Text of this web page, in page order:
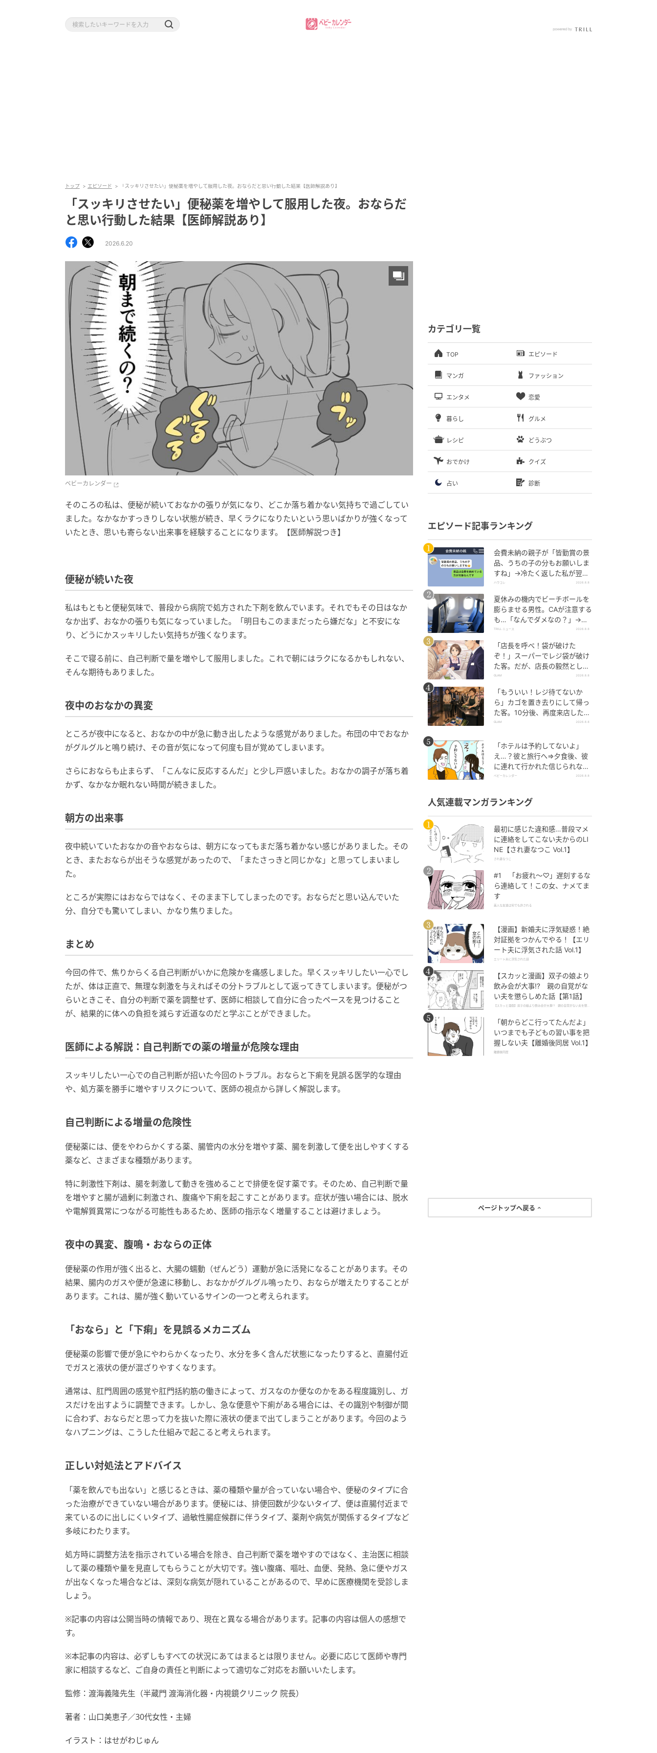
トップ エピソード 「スッキリさせたい」便秘薬を増やして服用した夜。おならだと思い行動した結果【医師解説あり】
「スッキリさせたい」便秘薬を増やして服用した夜。おならだ
と思い行動した結果【医師解説あり】
2026.6.20
ベビーカレンダー
そのころの私は、便秘が続いておなかの張りが気になり、どこか落ち着かない気持ちで過ごしてい
ました。なかなかすっきりしない状態が続き、早くラクになりたいという思いばかりが強くなって
いたとき、思いも寄らない出来事を経験することになります。【医師解説つき】
便秘が続いた夜
私はもともと便秘気味で、普段から病院で処方された下剤を飲んでいます。それでもその日はなか
なか出ず、おなかの張りも気になっていました。「明日もこのままだったら嫌だな」と不安にな
り、どうにかスッキリしたい気持ちが強くなります。
そこで寝る前に、自己判断で量を増やして服用しました。これで朝にはラクになるかもしれない、
そんな期待もありました。
夜中のおなかの異変
ところが夜中になると、おなかの中が急に動き出したような感覚がありました。布団の中でおなか
がグルグルと鳴り続け、その音が気になって何度も目が覚めてしまいます。
さらにおならも止まらず、「こんなに反応するんだ」と少し戸惑いました。おなかの調子が落ち着
かず、なかなか眠れない時間が続きました。
朝方の出来事
夜中続いていたおなかの音やおならは、朝方になってもまだ落ち着かない感じがありました。その
とき、またおならが出そうな感覚があったので、「またさっきと同じかな」と思ってしまいまし
た。
ところが実際にはおならではなく、そのまま下してしまったのです。おならだと思い込んでいた
分、自分でも驚いてしまい、かなり焦りました。
まとめ
今回の件で、焦りからくる自己判断がいかに危険かを痛感しました。早くスッキリしたい一心でし
たが、体は正直で、無理な刺激を与えればその分トラブルとして返ってきてしまいます。便秘がつ
らいときこそ、自分の判断で薬を調整せず、医師に相談して自分に合ったペースを見つけること
が、結果的に体への負担を減らす近道なのだと学ぶことができました。
医師による解説：自己判断での薬の増量が危険な理由
スッキリしたい一心での自己判断が招いた今回のトラブル。おならと下痢を見誤る医学的な理由
や、処方薬を勝手に増やすリスクについて、医師の視点から詳しく解説します。
自己判断による増量の危険性
便秘薬には、便をやわらかくする薬、腸管内の水分を増やす薬、腸を刺激して便を出しやすくする
薬など、さまざまな種類があります。
特に刺激性下剤は、腸を刺激して動きを強めることで排便を促す薬です。そのため、自己判断で量
を増やすと腸が過剰に刺激され、腹痛や下痢を起こすことがあります。症状が強い場合には、脱水
や電解質異常につながる可能性もあるため、医師の指示なく増量することは避けましょう。
夜中の異変、腹鳴・おならの正体
便秘薬の作用が強く出ると、大腸の蠕動（ぜんどう）運動が急に活発になることがあります。その
結果、腸内のガスや便が急速に移動し、おなかがグルグル鳴ったり、おならが増えたりすることが
あります。これは、腸が強く動いているサインの一つと考えられます。
「おなら」と「下痢」を見誤るメカニズム
便秘薬の影響で便が急にやわらかくなったり、水分を多く含んだ状態になったりすると、直腸付近
でガスと液状の便が混ざりやすくなります。
通常は、肛門周囲の感覚や肛門括約筋の働きによって、ガスなのか便なのかをある程度識別し、ガ
スだけを出すように調整できます。しかし、急な便意や下痢がある場合には、その識別や制御が間
に合わず、おならだと思って力を抜いた際に液状の便まで出てしまうことがあります。今回のよう
なハプニングは、こうした仕組みで起こると考えられます。
正しい対処法とアドバイス
「薬を飲んでも出ない」と感じるときは、薬の種類や量が合っていない場合や、便秘のタイプに合
った治療ができていない場合があります。便秘には、排便回数が少ないタイプ、便は直腸付近まで
来ているのに出しにくいタイプ、過敏性腸症候群に伴うタイプ、薬剤や病気が関係するタイプなど
多岐にわたります。
処方時に調整方法を指示されている場合を除き、自己判断で薬を増やすのではなく、主治医に相談
して薬の種類や量を見直してもらうことが大切です。強い腹痛、嘔吐、血便、発熱、急に便やガス
が出なくなった場合などは、深刻な病気が隠れていることがあるので、早めに医療機関を受診しま
しょう。
※記事の内容は公開当時の情報であり、現在と異なる場合があります。記事の内容は個人の感想で
す。
※本記事の内容は、必ずしもすべての状況にあてはまるとは限りません。必要に応じて医師や専門
家に相談するなど、ご自身の責任と判断によって適切なご対応をお願いいたします。
監修：渡海義隆先生（半蔵門 渡海消化器・内視鏡クリニック 院長）
著者：山口美恵子／30代女性・主婦
イラスト：はせがわじゅん
カテゴリ一覧
TOP エピソード
マンガ ファッション
エンタメ 恋愛
暮らし グルメ
レシピ どうぶつ
おでかけ クイズ
占い 診断
エピソード記事ランキング
会費未納の親子が「皆勤賞の景
品、うちの子の分もお願いしま
すね」→冷たく返した私が翌日
謝った理由
ハウコレ 2026.8.8
夏休みの機内でビーチボールを
膨らませる男性。CAが注意する
も…「なんでダメなの？」→直
後、男性を一喝した人物とは？
TRILL ニュース 2026.8.8
「店長を呼べ！袋が破けた
ぞ！」スーパーでレジ袋が破け
た客。だが、店長の毅然とした
態度に空気が一変
GLAM 2026.8.8
「もういい！レジ待てないか
ら」カゴを置き去りにして帰っ
た客。10分後、再度来店した客
に告げた店員の一言
GLAM 2026.8.8
「ホテルは予約してないよ」
え…？彼と旅行へ⇒夕食後、彼
に連れて行かれた信じられない
場所
ベビーカレンダー 2026.8.8
人気連載マンガランキング
最初に感じた違和感…普段マメ
に連絡をしてこない夫からのLI
NE【され妻なつこ Vol.1】
され妻なつこ
#1 「お疲れ〜♡」遅刻するな
ら連絡して！この女、ナメてま
す
美人な友達は何でも許される
【漫画】新婚夫に浮気疑惑！絶
対証拠をつかんでやる！【エリ
ート夫に浮気された話 Vol.1】
エリート夫に浮気された話
【スカッと漫画】双子の娘より
飲み会が大事!? 親の自覚がな
い夫を懲らしめた話【第1話】
【スカッと漫画】双子の娘より飲み会が大事!? 親の自覚がない夫を懲ら
「朝からどこ行ってたんだよ」
いつまでも子どもの習い事を把
握しない夫【離婚後同居 Vol.1】
離婚後同居
ページトップへ戻る